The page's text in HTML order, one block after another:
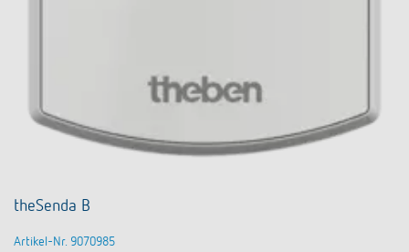
theSenda B
Artikel-Nr. 9070985